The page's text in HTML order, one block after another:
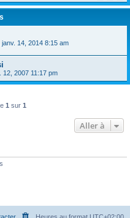
janv. 14, 2014 8:15 am
12, 2007 11:17 pm
1 sur 1
Aller à